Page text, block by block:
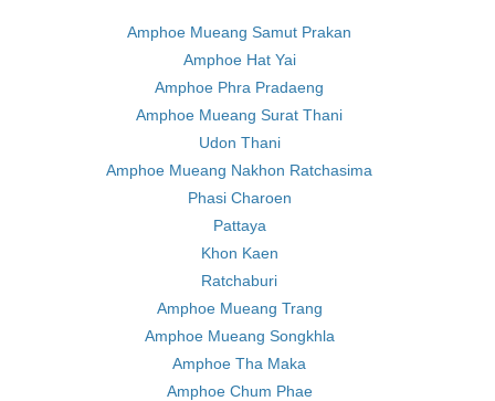
Amphoe Mueang Samut Prakan
Amphoe Hat Yai
Amphoe Phra Pradaeng
Amphoe Mueang Surat Thani
Udon Thani
Amphoe Mueang Nakhon Ratchasima
Phasi Charoen
Pattaya
Khon Kaen
Ratchaburi
Amphoe Mueang Trang
Amphoe Mueang Songkhla
Amphoe Tha Maka
Amphoe Chum Phae